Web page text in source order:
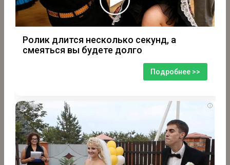
Ролик длится несколько секунд, а
смеяться вы будете долго
Подробнее >>
i